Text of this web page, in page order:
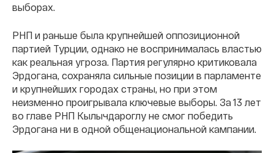
выборах.
РНП и раньше была крупнейшей оппозиционной
партией Турции, однако не воспринималась властью
как реальная угроза. Партия регулярно критиковала
Эрдогана, сохраняла сильные позиции в парламенте
и крупнейших городах страны, но при этом
неизменно проигрывала ключевые выборы. За 13 лет
во главе РНП Кылычдароглу не смог победить
Эрдогана ни в одной общенациональной кампании.